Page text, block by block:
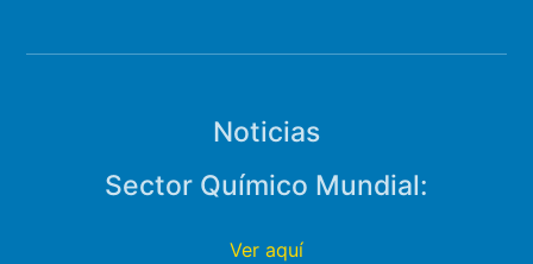
Noticias
Sector Químico Mundial:
Ver aquí